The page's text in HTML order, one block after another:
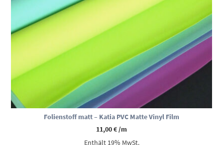
Folienstoff matt – Katia PVC Matte Vinyl Film
11,00€/m
Enthält 19% MwSt.